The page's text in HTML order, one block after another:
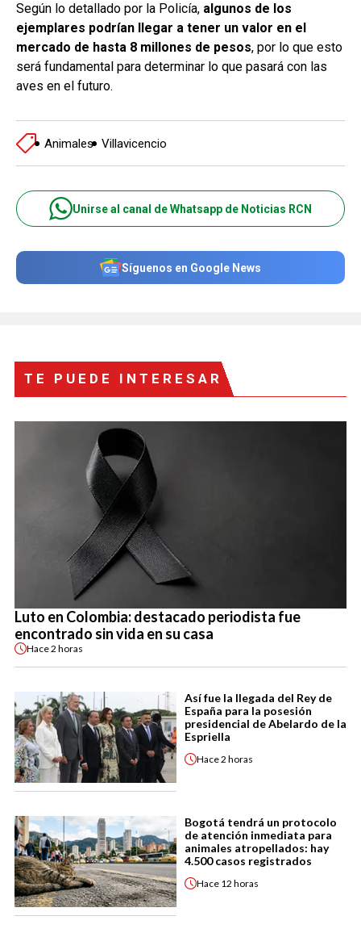
Según lo detallado por la Policía, algunos de los
ejemplares podrían llegar a tener un valor en el
mercado de hasta 8 millones de pesos, por lo que esto
será fundamental para determinar lo que pasará con las
aves en el futuro.
Animales Villavicencio
Unirse al canal de Whatsapp de Noticias RCN
Síguenos en Google News
TE PUEDE INTERESAR
Luto en Colombia: destacado periodista fue
encontrado sin vida en su casa
Hace2 horas
Así fue la llegada del Rey de
España para la posesión
presidencial de Abelardo de la
Espriella
Hace2 horas
Bogotá tendrá un protocolo
de atención inmediata para
animales atropellados: hay
4.500 casos registrados
Hace 12 horas